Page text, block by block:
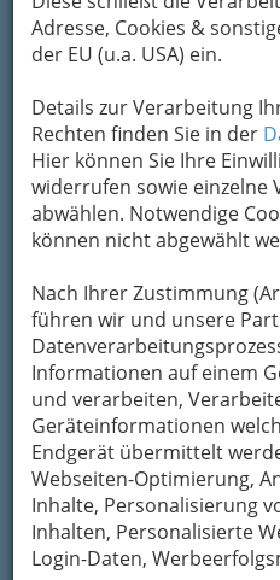
Adresse, Cookies &
der EU (u.a. USA) ein.
Details zur Verarbeitung
Rechten finden Sie in der
Hier können Sie Ihre
widerrufen sowie einzelne
abwählen. Notwendige
können nicht abgewählt
Nach Ihrer Zustimmung
führen wir und unsere
Informationen auf einem
und verarbeiten,
Geräteinformationen
Endgerät übermittelt
Webseiten-Optimierung,
Inhalte, Personalisierung
Inhalten, Personalisierte
Login-Daten,
Optikerblut in den Adern seit
überdurchschnittliche (auch
Nina Schwarz
Hier bedient "der
Das ist nicht nur ein
bei Optikhaus Schwarz
Schwarz ist in der
großväterlichen und
selbst zum Meister